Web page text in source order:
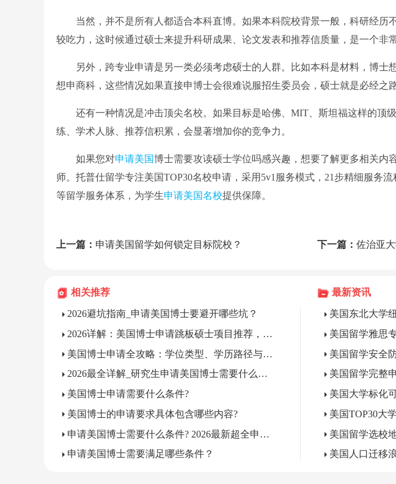
当然，并不是所有人都适合本科直博。如果本科院校背景一般，科研经历
较吃力，这时候通过硕士来提升科研成果、论文发表和推荐信质量，是一个非
另外，跨专业申请是另一类必须考虑硕士的人群。比如本科是材料，博士
想申商科，这些情况如果直接申博士会很难说服招生委员会，硕士就是必经之路
还有一种情况是冲击顶尖名校。如果目标是哈佛、MIT、斯坦福这样的顶级
练、学术人脉、推荐信积累，会显著增加你的竞争力。
如果您对申请美国博士需要攻读硕士学位吗感兴趣，想要了解更多相关内
师。托普仕留学专注美国TOP30名校申请，采用5v1服务模式，21步精细服务
等留学服务体系，为学生申请美国名校提供保障。
上一篇： 申请美国留学如何锁定目标院校？ 下一篇： 佐治亚
相关推荐 最新资讯
2026避坑指南_申请美国博士要避开哪些坑？
2026详解：美国博士申请跳板硕士项目推荐，各专业怎么选?
美国博士申请全攻略：学位类型、学历路径与核心条件一篇全解
2026最全详解_研究生申请美国博士需要什么条件?
美国博士申请需要什么条件?
美国博士的申请要求具体包含哪些内容?
申请美国博士需要什么条件? 2026最新超全申请条件详解
申请美国博士需要满足哪些条件？
美国留学雅思
美国留学完整